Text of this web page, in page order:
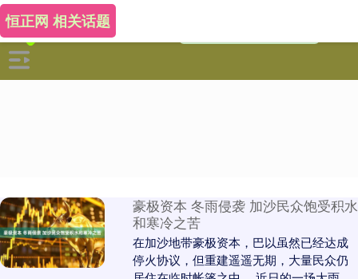
恒正网 相关话题
豪极资本 冬雨侵袭 加沙民众饱受积水
和寒冷之苦
在加沙地带豪极资本，巴以虽然已经达成
停火协议，但重建遥遥无期，大量民众仍